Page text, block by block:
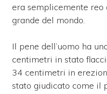
era semplicemente
grande del mondo.
Il pene dell’uomo ha
centimetri in stato
34 centimetri in
stato giudicato come il